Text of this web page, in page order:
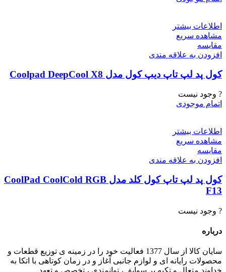
اطلاعات بیشتر
مشاهده سریع
مقایسه
افزودن به علاقه مندی
کول پد لپ تاپ دیپ کول مدل Coolpad DeepCool X8
? وجود نیست
اتمام موجودی
اطلاعات بیشتر
مشاهده سریع
مقایسه
افزودن به علاقه مندی
کول پد لپ تاپ کول کلد مدل CoolPad CoolCold RGB
F13
? وجود نیست
درباره
سایان کالا از سال 1377 فعالیت خود را در زمینه ی توزیع قطعات و
محصولات رایانه ای و لوازم جانبی آغاز و در زمان کوتاهی با اتکا به